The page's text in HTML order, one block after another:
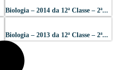
Biologia – 2014 da 12ª Classe – 2ª...
Biologia – 2013 da 12ª Classe – 2ª...